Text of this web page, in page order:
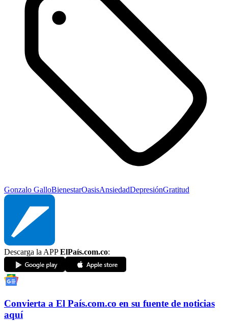
Gonzalo GalloBienestarOasisAnsiedadDepresiónGratitud
Descarga la APPElPaís.com.co:
Convierta a El País.com.co en su fuente de noticias
aquí